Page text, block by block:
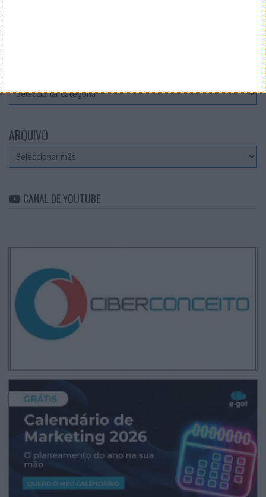
ARQUIVO
Arquivo
CANAL DE YOUTUBE